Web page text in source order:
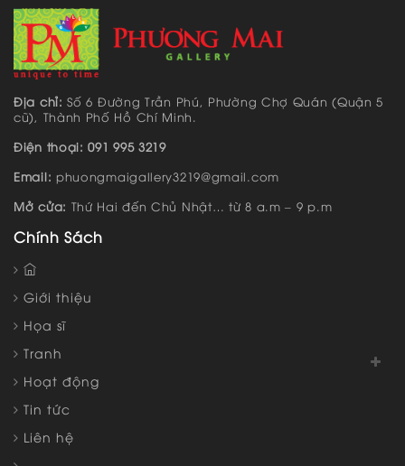
Địa chỉ: Số 6 Đường Trần Phú, Phường Chợ Quán (Quận 5
cũ), Thành Phố Hồ Chí Minh.
Điện thoại: 091 995 3219
Email: phuongmaigallery3219@gmail.com
Mở cửa: Thứ Hai đến Chủ Nhật… từ 8 a.m – 9 p.m
Chính Sách
Giới thiệu
Họa sĩ
Tranh
Hoạt động
Tin tức
Liên hệ